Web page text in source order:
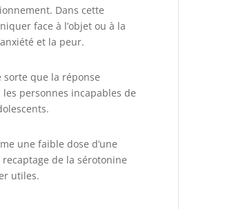
Dans cette
face à l’objet ou à la
et la peur.
que la réponse
personnes incapables de
une faible dose d’une
de la sérotonine
utiles.